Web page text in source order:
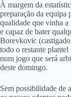
À margem da
preparação da equipa
qualidade que vinha a
e capaz de bater
Borevkovic
todo o restante plantel
num jogo que será
deste domingo.
Sem possibilidade de